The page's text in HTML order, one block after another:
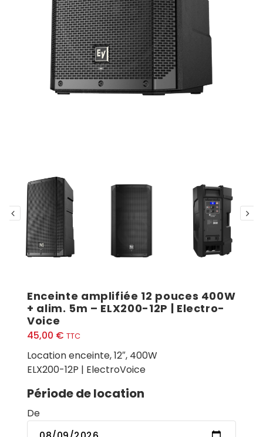
Enceinte amplifiée 12 pouces 400W
+ alim. 5m – ELX200-12P | Electro-
Voice
45,00 € TTC
Location enceinte, 12″, 400W
ELX200-12P | ElectroVoice
Période de location
De